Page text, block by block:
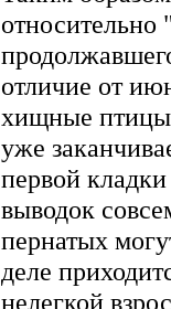
отличие от
хищные птицы,
уже
первой
выводок
пернатых
деле
нелегкой